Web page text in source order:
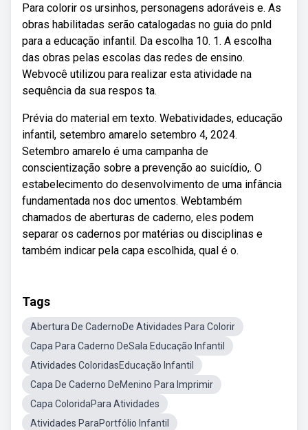
Para colorir os ursinhos, personagens adoráveis e. As
obras habilitadas serão catalogadas no guia do pnld
para a educação infantil. Da escolha 10. 1. A escolha
das obras pelas escolas das redes de ensino.
Webvocê utilizou para realizar esta atividade na
sequência da sua respos ta.
Prévia do material em texto. Webatividades, educação
infantil, setembro amarelo setembro 4, 2024.
Setembro amarelo é uma campanha de
conscientização sobre a prevenção ao suicídio,. O
estabelecimento do desenvolvimento de uma infância
fundamentada nos doc umentos. Webtambém
chamados de aberturas de caderno, eles podem
separar os cadernos por matérias ou disciplinas e
também indicar pela capa escolhida, qual é o.
Tags
Abertura De CadernoDe Atividades Para Colorir
Capa Para Caderno DeSala Educação Infantil
Atividades ColoridasEducação Infantil
Capa De Caderno DeMenino Para Imprimir
Capa ColoridaPara Atividades
Atividades ParaPortfólio Infantil